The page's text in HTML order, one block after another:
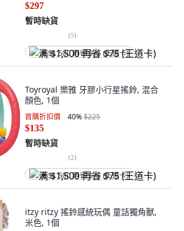
$297
暫時缺貨
(5)
满 $1,500 再省 $75 (王道卡)
Toyroyal 樂雅 牙膠小行星搖鈴, 混合
顏色, 1個
首購折扣價 40%$225
$135
暫時缺貨
(2)
满 $1,500 再省 $75 (王道卡)
itzy ritzy 搖鈴感統玩偶 童話獨角獸,
米色, 1個